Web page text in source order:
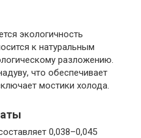
экологичность
к натуральным
разложению.
что обеспечивает
мостики холода.
0,038–0,045